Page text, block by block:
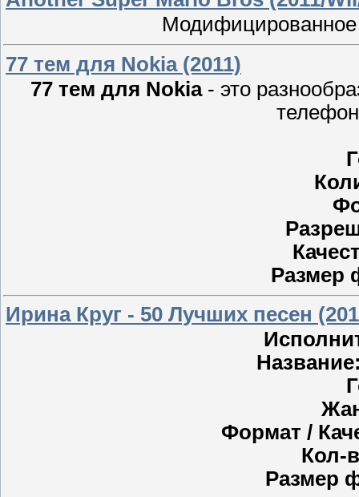
77 тем для Nokia (2011)
77 тем для Nokia- это
Размер
Ирина Круг - 50 Лучших песен
Формат /
Кол-
Размер